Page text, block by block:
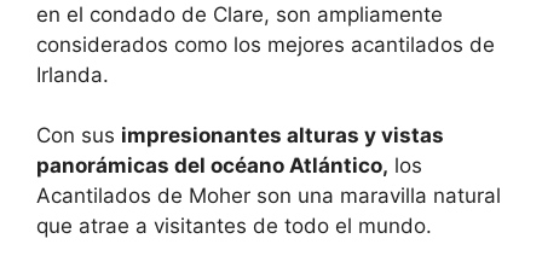
en el condado de Clare, son ampliamente
considerados como los mejores acantilados de
Irlanda.
Con sus impresionantes alturas y vistas
panorámicas del océano Atlántico, los
Acantilados de Moher son una maravilla natural
que atrae a visitantes de todo el mundo.